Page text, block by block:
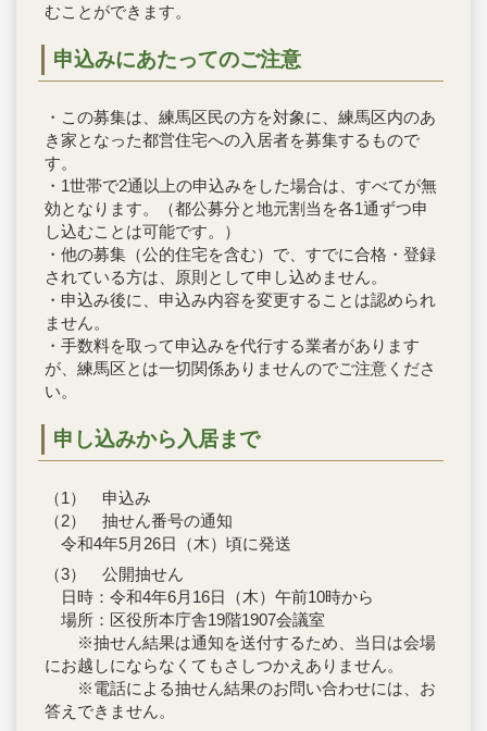
むことができます。
申込みにあたってのご注意
・この募集は、練馬区民の方を対象に、練馬区内のあ
き家となった都営住宅への入居者を募集するもので
す。
・1世帯で2通以上の申込みをした場合は、すべてが無
効となります。（都公募分と地元割当を各1通ずつ申
し込むことは可能です。）
・他の募集（公的住宅を含む）で、すでに合格・登録
されている方は、原則として申し込めません。
・申込み後に、申込み内容を変更することは認められ
ません。
・手数料を取って申込みを代行する業者があります
が、練馬区とは一切関係ありませんのでご注意くださ
い。
申し込みから入居まで
（1） 申込み
（2） 抽せん番号の通知
令和4年5月26日（木）頃に発送
（3） 公開抽せん
日時：令和4年6月16日（木）午前10時から
場所：区役所本庁舎19階1907会議室
※抽せん結果は通知を送付するため、当日は会場
にお越しにならなくてもさしつかえありません。
※電話による抽せん結果のお問い合わせには、お
答えできません。